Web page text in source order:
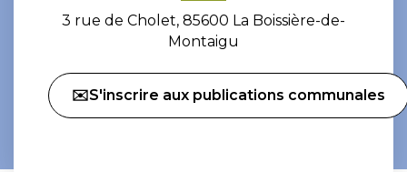
3 rue de Cholet, 85600 La Boissière-de-
Montaigu
✉️S'inscrire aux publications communales